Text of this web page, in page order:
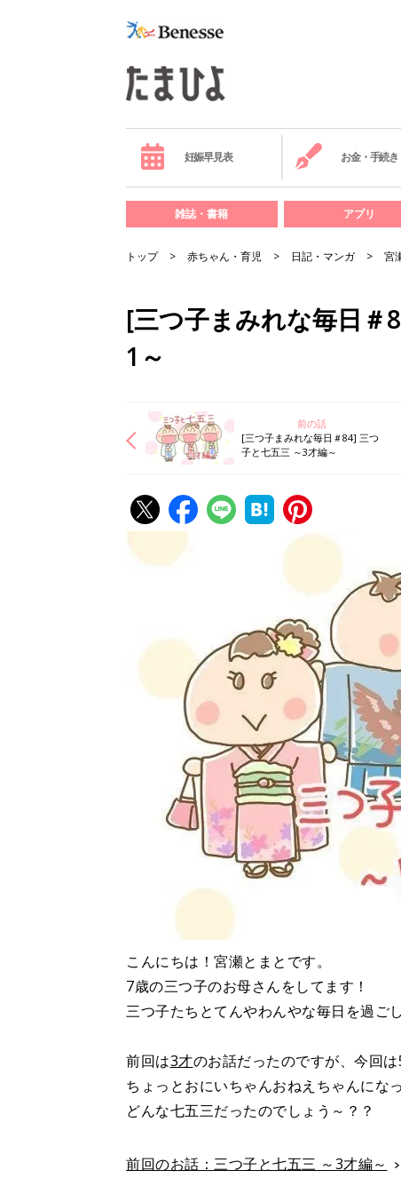
妊娠早見表 お金・手続き
雑誌・書籍 アプリ
トップ 赤ちゃん・育児 日記・マンガ 宮
[三つ子まみれな毎日＃
1～
前の話
[三つ子まみれな毎日＃84] 三つ
子と七五三 ～3才編～
こんにちは！宮瀬とまとです。
7歳の三つ子のお母さんをしてます！
三つ子たちとてんやわんやな毎日を過ご
前回は3才のお話だったのですが、今回は
ちょっとおにいちゃんおねえちゃんになっ
どんな七五三だったのでしょう～？？
前回のお話：三つ子と七五三 ～3才編～